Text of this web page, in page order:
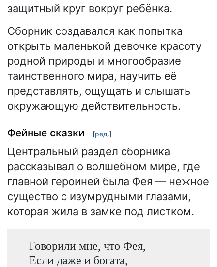
защитный круг вокруг ребёнка.
Сборник создавался как попытка
открыть маленькой девочке красоту
родной природы и многообразие
таинственного мира, научить её
представлять, ощущать и слышать
окружающую действительность.
Фейные сказки [ред.]
Центральный раздел сборника
рассказывал о волшебном мире, где
главной героиней была Фея — нежное
существо с изумрудными глазами,
которая жила в замке под листком.
Говорили мне, что Фея,
Если даже и богата,